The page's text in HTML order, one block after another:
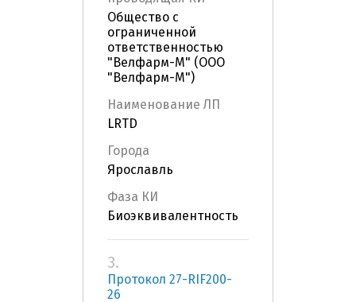
Общество с
ограниченной
ответственностью
"Велфарм-М" (ООО
"Велфарм-М")
Наименование ЛП
LRTD
Города
Ярославль
Фаза КИ
Биоэквивалентность
3.
Протокол 27-RIF200-
26